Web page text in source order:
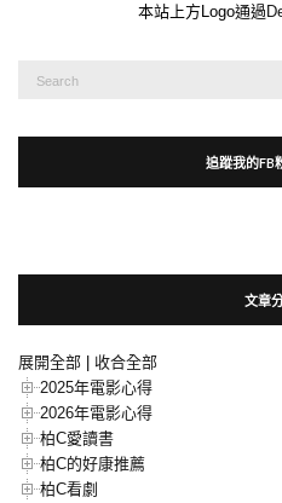
本站上方Logo通過
Search
追蹤我的FB
文章
展開全部
收合全部
2025年電影心得
2026年電影心得
柏C愛讀書
柏C的好康推薦
柏C看劇